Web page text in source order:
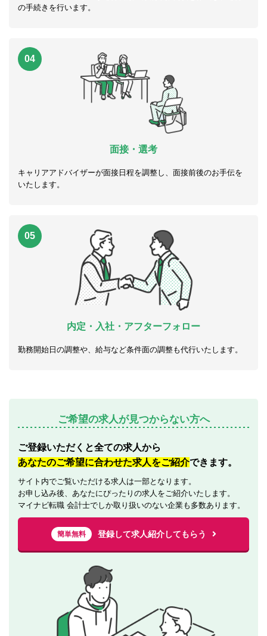
の手続きを行います。
04
面接・選考
キャリアアドバイザーが面接日程を調整し、面接前後のお手伝を
いたします。
05
内定・入社・アフターフォロー
勤務開始日の調整や、給与など条件面の調整も代行いたします。
ご希望の求人が見つからない方へ
ご登録いただくと全ての求人から
あなたのご希望に合わせた求人をご紹介できます。
サイト内でご覧いただける求人は一部となります。
お申し込み後、あなたにぴったりの求人をご紹介いたします。
マイナビ転職 会計士でしか取り扱いのない企業も多数あります。
簡単無料 登録して求人紹介してもらう